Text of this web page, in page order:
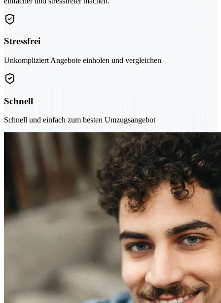
Stressfrei
Unkompliziert Angebote einholen und vergleichen
Schnell
Schnell und einfach zum besten Umzugsangebot